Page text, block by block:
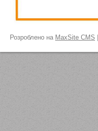
Розроблено на MaxSite CMS